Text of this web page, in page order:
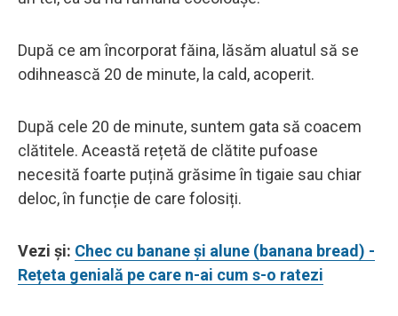
După ce am încorporat făina, lăsăm aluatul să se
odihnească 20 de minute, la cald, acoperit.
După cele 20 de minute, suntem gata să coacem
clătitele. Această rețetă de clătite pufoase
necesită foarte puțină grăsime în tigaie sau chiar
deloc, în funcție de care folosiți.
Vezi și: Chec cu banane și alune (banana bread) -
Rețeta genială pe care n-ai cum s-o ratezi